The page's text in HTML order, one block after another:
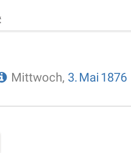
Mittwoch, 3. Mai 1876